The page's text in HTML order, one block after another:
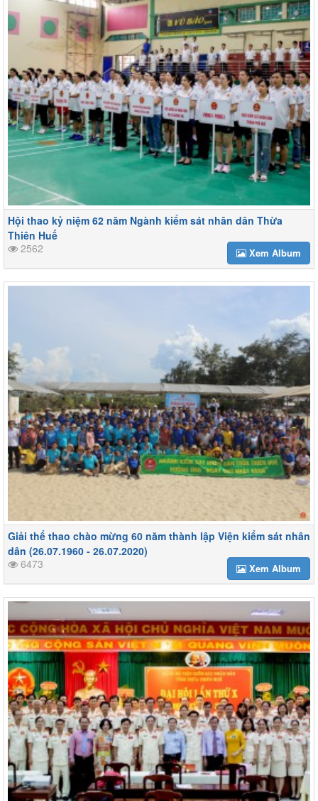
Hội thao kỷ niệm 62 năm Ngành kiểm sát nhân dân Thừa
Thiên Huế
2562
Xem Album
Giải thể thao chào mừng 60 năm thành lập Viện kiểm sát nhân
dân (26.07.1960 - 26.07.2020)
6473
Xem Album